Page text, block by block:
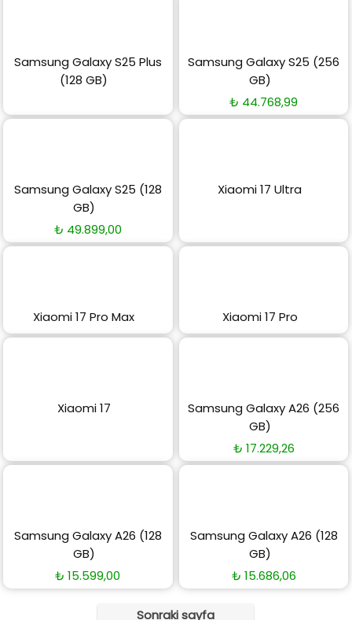
Samsung Galaxy S25 Plus
(128 GB)
Samsung Galaxy S25 (256
GB)
₺ 44.768,99
Samsung Galaxy S25 (128
GB)
₺ 49.899,00
Xiaomi 17 Ultra
Xiaomi 17 Pro Max Xiaomi 17 Pro
Xiaomi 17
Samsung Galaxy A26 (256
GB)
₺ 17.229,26
Samsung Galaxy A26 (128
GB)
₺ 15.599,00
Samsung Galaxy A26 (128
GB)
₺ 15.686,06
Sonraki sayfa